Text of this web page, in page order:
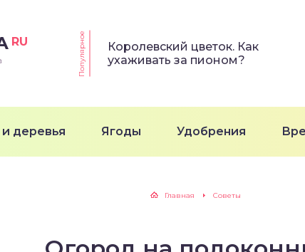
RU Популярное
Королевский цветок. Как
ухаживать за пионом?
деревья Ягоды Удобрения
Главная Советы